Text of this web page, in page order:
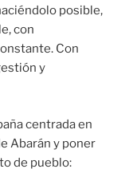
posible,
con
Con
y
centrada en
Abarán y poner
de pueblo: